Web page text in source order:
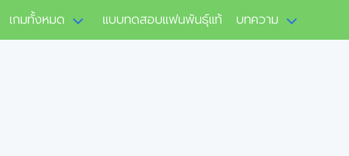
เกมทั้งหมด แบบทดสอบแฟนพันธุ์แท้ บทความ